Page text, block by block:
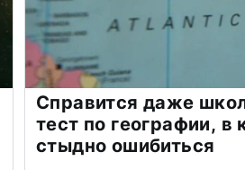
Справится даже
тест по географии, в
стыдно ошибиться